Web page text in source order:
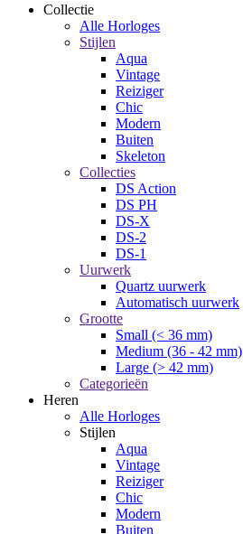
Collectie
Alle Horloges
Stijlen
Aqua
Vintage
Reiziger
Chic
Modern
Buiten
Skeleton
Collecties
DS Action
DS PH
DS-X
DS-2
DS-1
Uurwerk
Quartz uurwerk
Automatisch uurwerk
Grootte
Small (< 36 mm)
Medium (36 - 42 mm)
Large (> 42 mm)
Categorieën
Heren
Alle Horloges
Stijlen
Aqua
Vintage
Reiziger
Chic
Modern
Buiten